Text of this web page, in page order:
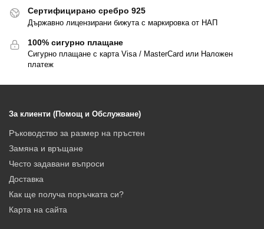
Сертифицирано сребро 925
Държавно лицензирани бижута с маркировка от НАП
100% сигурно плащане
Сигурно плащане с карта Visa / MasterCard или Наложен
платеж
За клиенти (Помощ и Обслужване)
Ръководство за размер на пръстен
Замяна и връщане
Често задавани въпроси
Доставка
Как ще получа поръчката си?
Карта на сайта